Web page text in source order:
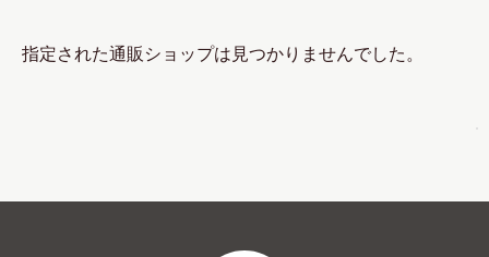
指定された通販ショップは見つかりませんでした。